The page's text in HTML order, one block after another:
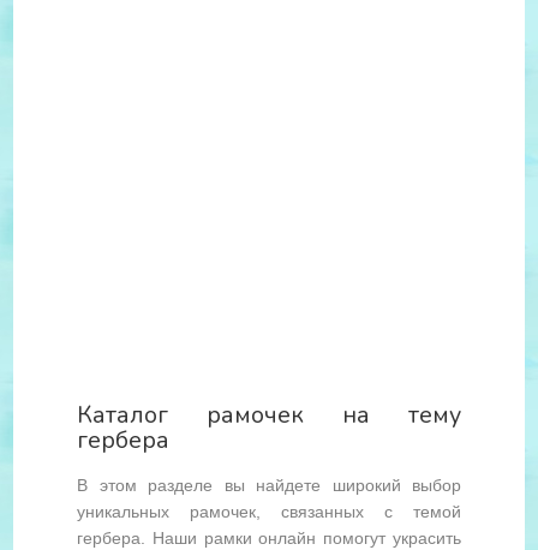
Каталог рамочек на тему
гербера
В этом разделе вы найдете широкий выбор
уникальных рамочек, связанных с темой
гербера. Наши рамки онлайн помогут украсить